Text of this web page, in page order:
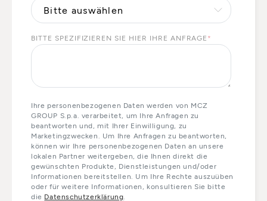
BITTE SPEZIFIZIEREN SIE HIER IHRE ANFRAGE *
Ihre personenbezogenen Daten werden von MCZ
GROUP S.p.a. verarbeitet, um Ihre Anfragen zu
beantworten und, mit Ihrer Einwilligung, zu
Marketingzwecken. Um Ihre Anfragen zu beantworten,
können wir Ihre personenbezogenen Daten an unsere
lokalen Partner weitergeben, die Ihnen direkt die
gewünschten Produkte, Dienstleistungen und/oder
Informationen bereitstellen. Um Ihre Rechte auszuüben
oder für weitere Informationen, konsultieren Sie bitte
die Datenschutzerklärung